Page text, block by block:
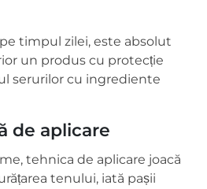
timpul zilei, este absolut
un produs cu protecție
serurilor cu ingrediente
de aplicare
tehnica de aplicare joacă
tenului, iată pașii